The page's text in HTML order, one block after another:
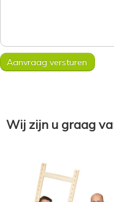
Wij zijn u graag